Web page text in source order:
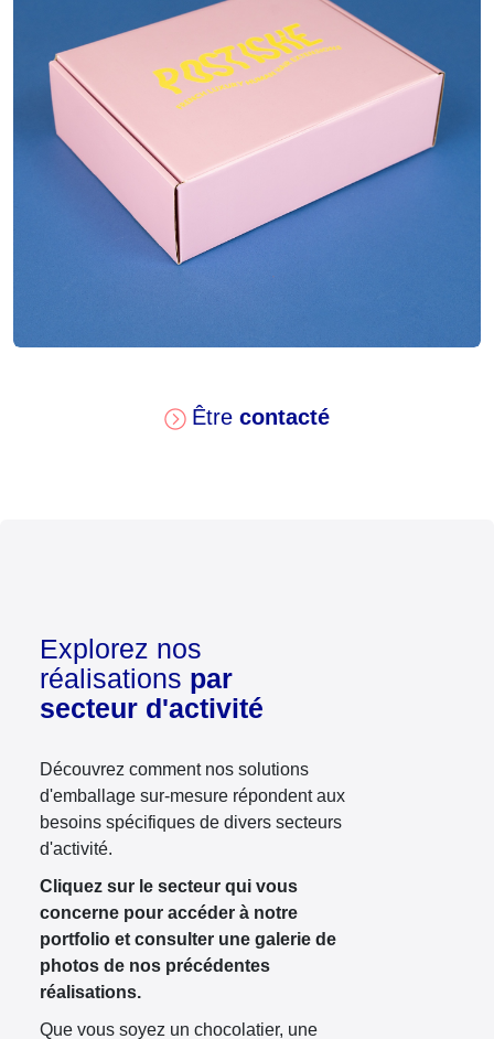
25x20x7.5
Impression
2 couleurs
Finitions
Pelliculage mat
Être contacté
Explorez nos
réalisations par
secteur d'activité
Découvrez comment nos solutions
d'emballage sur-mesure répondent aux
besoins spécifiques de divers secteurs
d'activité.
Cliquez sur le secteur qui vous
concerne pour accéder à notre
portfolio et consulter une galerie de
photos de nos précédentes
réalisations.
Que vous soyez un chocolatier, une